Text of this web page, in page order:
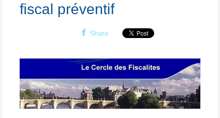
fiscal préventif
Share